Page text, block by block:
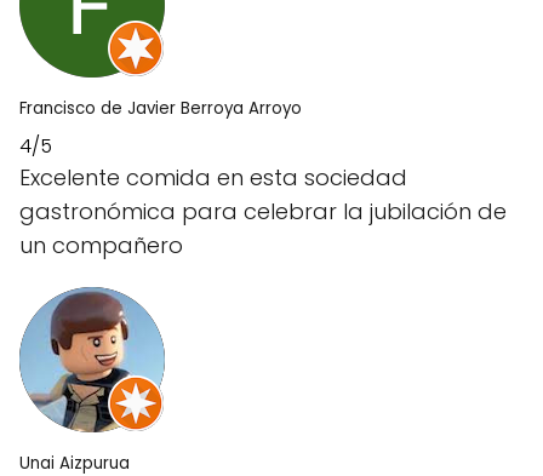
Francisco de Javier Berroya Arroyo
4/5
Excelente comida en esta sociedad
gastronómica para celebrar la jubilación de
un compañero
Unai Aizpurua